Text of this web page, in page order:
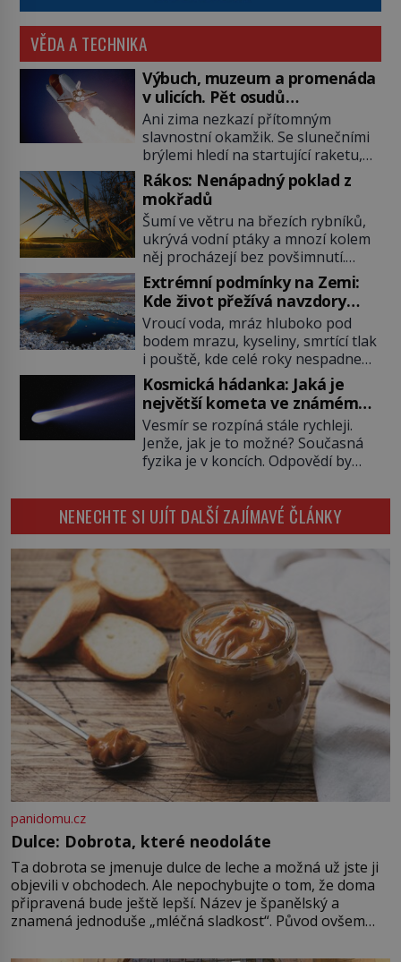
VĚDA A TECHNIKA
Výbuch, muzeum a promenáda
v ulicích. Pět osudů
nejslavnějších raketoplánů
Ani zima nezkazí přítomným
slavnostní okamžik. Se slunečními
brýlemi hledí na startující raketu,
která má do vesmíru vynést kromě
posádky také obyčejnou učitelku.
Po několika sekundách všem
ztuhnou úsměvy, stroj totiž
exploduje. Jejich konstrukce není
z levného kraje, daňové poplatníky
stojí miliardy dolarů. Na druhou
stranu zvládnou jen představitelné
věci. Na malé kousky Název:
Columbia První […]
Rákos: Nenápadný poklad z
mokřadů
Šumí ve větru na březích rybníků,
ukrývá vodní ptáky a mnozí kolem
něj procházejí bez povšimnutí.
Přesto právě rákos pomáhal stavět
domy, vyrábět lodě, zapisovat první
texty a inspiroval řadu pověstí.
Tato skromná, ale užitečná
rostlina provází člověka už tisíce
let. Většina lidí vnímá rákos jen jako
obyčejnou kulisu letního koupání.
Stačí se však podívat […]
Extrémní podmínky na Zemi:
Kde život přežívá navzdory
všemu
Vroucí voda, mráz hluboko pod
bodem mrazu, kyseliny, smrtící tlak
i pouště, kde celé roky nespadne
jediná kapka deště. Na první
pohled místa, kde nemůže
existovat vůbec nic. Přesto právě
tady vědci objevují organismy,
které posouvají hranice života.
Každý nový nález mění naše
dokáže příroda a napovídá, kde
bychom jednou […]
Kosmická hádanka: Jaká je
největší kometa ve známém
vesmíru?
Vesmír se rozpíná stále rychleji.
Jenže, jak je to možné? Současná
fyzika je v koncích. Odpovědí by
energie. Právě na tu se zaměří
pozornost dvojice zkušených
astronomů. Namísto ní ale objeví
něco mnohem hmatatelnějšího.
Naprosto rekordní kometu!
Astronomové Pedro Bernardinelli a
Gary Bernstein mravenčí prací
zkoumají archivní snímky v rámci
Průzkumu temné energie […]
NENECHTE SI UJÍT DALŠÍ ZAJÍMAVÉ ČLÁNKY
panidomu.cz
Dulce: Dobrota, které neodoláte
Ta dobrota se jmenuje dulce de leche a možná už jste ji
objevili v obchodech. Ale nepochybujte o tom, že doma
připravená bude ještě lepší. Název je španělský a
znamená jednoduše „mléčná sladkost“. Původ ovšem
pře hned několik latinskoamerických zemí a k tomu